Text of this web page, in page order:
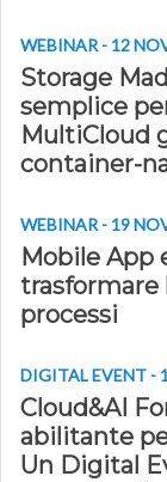
WEBINAR - 12
Storage
semplice
MultiCloud
container-
WEBINAR - 19
Mobile App
trasformare
processi
DIGITAL EVENT -
Cloud&AI
abilitante
Un Digital